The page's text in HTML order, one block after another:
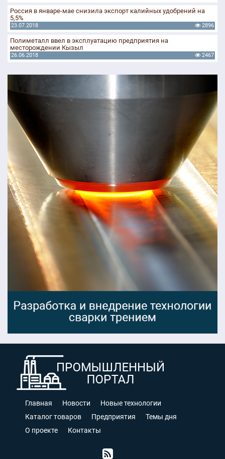
Россия в январе-мае снизила экспорт калийных удобрений на
5,5%
23.07.2018 2896
Полиметалл ввел в эксплуатацию предприятия на
месторождении Кызыл
26.06.2018 2467
Главная Новости
Новые технологии
Каталог товаров
Предприятия
Темы дня
О проекте
Контакты